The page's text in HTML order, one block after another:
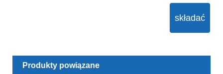
składać
Produkty powiązane